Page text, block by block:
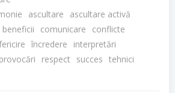
ascultare
ascultare activă
beneficii comunicare
conflicte
încredere
interpretări
provocări respect succes tehnici